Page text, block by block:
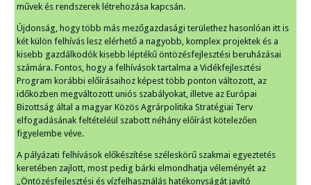
művek és rendszerek létrehozása kapcsán.
Újdonság, hogy több más mezőgazdasági területhez hasonlóan itt is
két külön felhívás lesz elérhető a nagyobb, komplex projektek és a
kisebb gazdálkodók kisebb léptékű öntözésfejlesztési beruházásai
számára. Fontos, hogy a felhívások tartalma a Vidékfejlesztési
Program korábbi előírásaihoz képest több ponton változott, az
időközben megváltozott uniós szabályokat, illetve az Európai
Bizottság által a magyar Közös Agrárpolitika Stratégiai Terv
elfogadásának feltételéül szabott néhány előírást kötelezően
figyelembe véve.
A pályázati felhívások előkészítése széleskörű szakmai egyeztetés
keretében zajlott, most pedig bárki elmondhatja véleményét az
„Öntözésfejlesztési és vízfelhasználás hatékonyságát javító